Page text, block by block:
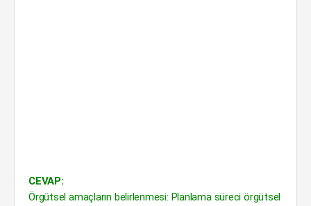
CEVAP:
Örgütsel amaçların belirlenmesi: Planlama süreci örgütsel